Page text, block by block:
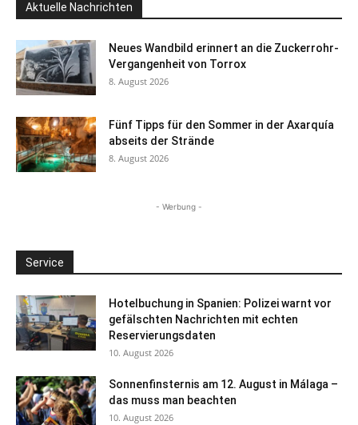
Aktuelle Nachrichten
Neues Wandbild erinnert an die Zuckerrohr-
Vergangenheit von Torrox
8. August 2026
Fünf Tipps für den Sommer in der Axarquía
abseits der Strände
8. August 2026
- Werbung -
Service
Hotelbuchung in Spanien: Polizei warnt vor
gefälschten Nachrichten mit echten
Reservierungsdaten
10. August 2026
Sonnenfinsternis am 12. August in Málaga –
das muss man beachten
10. August 2026